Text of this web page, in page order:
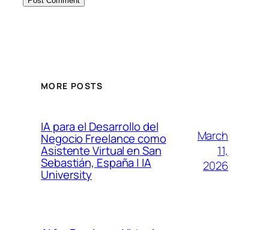
MORE POSTS
IA para el Desarrollo del
Negocio Freelance como
Asistente Virtual en San
Sebastián, España | IA
University
March
11,
2026